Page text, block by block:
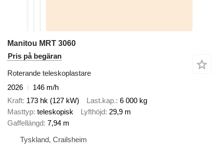
Manitou MRT 3060
Pris på begäran
Roterande teleskoplastare
2026
146 m/h
Kraft 173 hk (127 kW) Last.kap. 6 000 kg
Masttyp teleskopisk Lyfthöjd 29,9 m
Gaffellängd 7,94 m
Tyskland, Crailsheim